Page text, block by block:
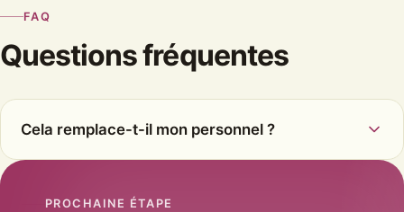
FAQ
Questions fréquentes
Cela remplace-t-il mon personnel ?
PROCHAINE ÉTAPE